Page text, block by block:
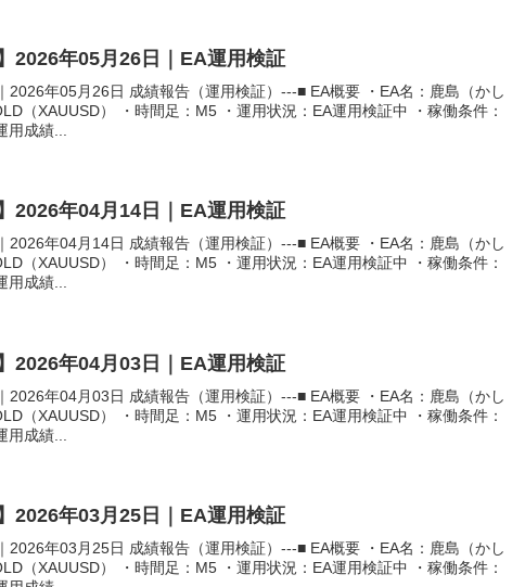
2026年05月26日｜EA運用検証
2026年05月26日 成績報告（運用検証）---■ EA概要 ・EA名：鹿島（かし
（XAUUSD） ・時間足：M5 ・運用状況：EA運用検証中 ・稼働条件：
成績...
2026年04月14日｜EA運用検証
2026年04月14日 成績報告（運用検証）---■ EA概要 ・EA名：鹿島（かし
（XAUUSD） ・時間足：M5 ・運用状況：EA運用検証中 ・稼働条件：
用成績...
2026年04月03日｜EA運用検証
2026年04月03日 成績報告（運用検証）---■ EA概要 ・EA名：鹿島（かし
（XAUUSD） ・時間足：M5 ・運用状況：EA運用検証中 ・稼働条件：
成績...
2026年03月25日｜EA運用検証
2026年03月25日 成績報告（運用検証）---■ EA概要 ・EA名：鹿島（かし
（XAUUSD） ・時間足：M5 ・運用状況：EA運用検証中 ・稼働条件：